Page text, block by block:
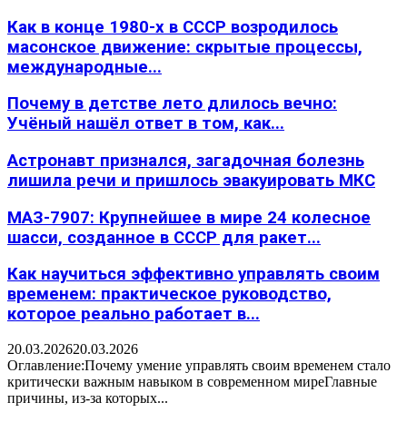
Как в конце 1980-х в СССР возродилось
масонское движение: скрытые процессы,
международные...
Почему в детстве лето длилось вечно:
Учёный нашёл ответ в том, как...
Астронавт признался, загадочная болезнь
лишила речи и пришлось эвакуировать МКС
МАЗ-7907: Крупнейшее в мире 24 колесное
шасси, созданное в СССР для ракет...
Как научиться эффективно управлять своим
временем: практическое руководство,
которое реально работает в...
20.03.202620.03.2026
Оглавление:Почему умение управлять своим временем стало
критически важным навыком в современном миреГлавные
причины, из-за которых...